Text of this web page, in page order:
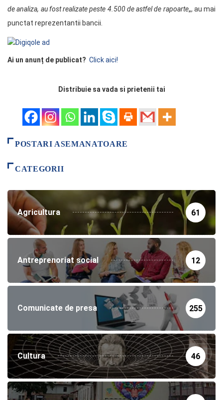
de analiza, au fost realizate peste 4.500 de astfel de rapoarte„, au mai
punctat reprezentantii bancii.
Ai un anunț de publicat? Click aici!
Distribuie sa vada si prietenii tai
POSTARI ASEMANATOARE
CATEGORII
Agricultura 61
Antreprenoriat social 12
Comunicate de presa 255
Cultura 46